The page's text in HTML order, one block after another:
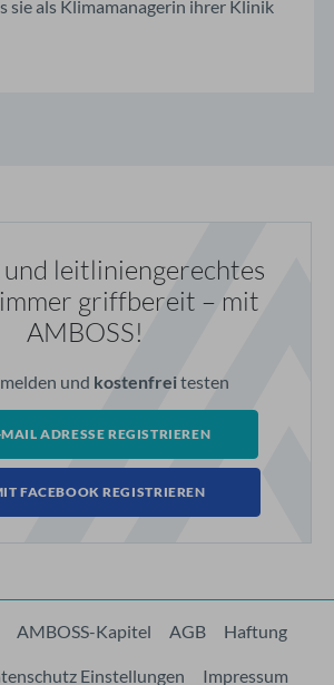
sie als Klimamanagerin ihrer Klinik
Dr. med. Anne Hübner.
und leitliniengerechtes
griffbereit – mit
AMBOSS!
und kostenfreitesten
ADRESSE REGISTRIEREN
FACEBOOK REGISTRIEREN
AMBOSS-Kapitel AGB Haftung
Einstellungen Impressum